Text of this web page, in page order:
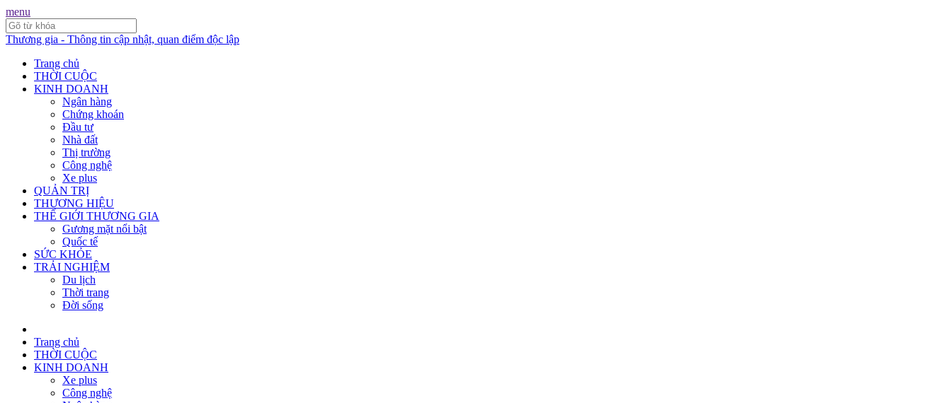
menu
Thương gia - Thông tin cập nhật, quan điểm độc lập
Trang chủ
THỜI CUỘC
KINH DOANH
Ngân hàng
Chứng khoán
Đầu tư
Nhà đất
Thị trường
Công nghệ
Xe plus
QUẢN TRỊ
THƯƠNG HIỆU
THẾ GIỚI THƯƠNG GIA
Gương mặt nổi bật
Quốc tế
SỨC KHỎE
TRẢI NGHIỆM
Du lịch
Thời trang
Đời sống
Trang chủ
THỜI CUỘC
KINH DOANH
Xe plus
Công nghệ